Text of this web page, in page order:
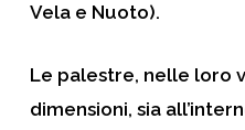
Vela e Nuoto).
Le palestre, nelle loro
dimensioni, sia